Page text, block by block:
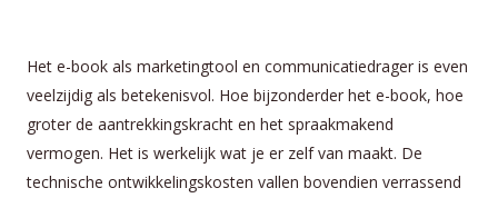
Het e-book als marketingtool en communicatiedrager is even
veelzijdig als betekenisvol. Hoe bijzonderder het e-book, hoe
groter de aantrekkingskracht en het spraakmakend
vermogen. Het is werkelijk wat je er zelf van maakt. De
technische ontwikkelingskosten vallen bovendien verrassend